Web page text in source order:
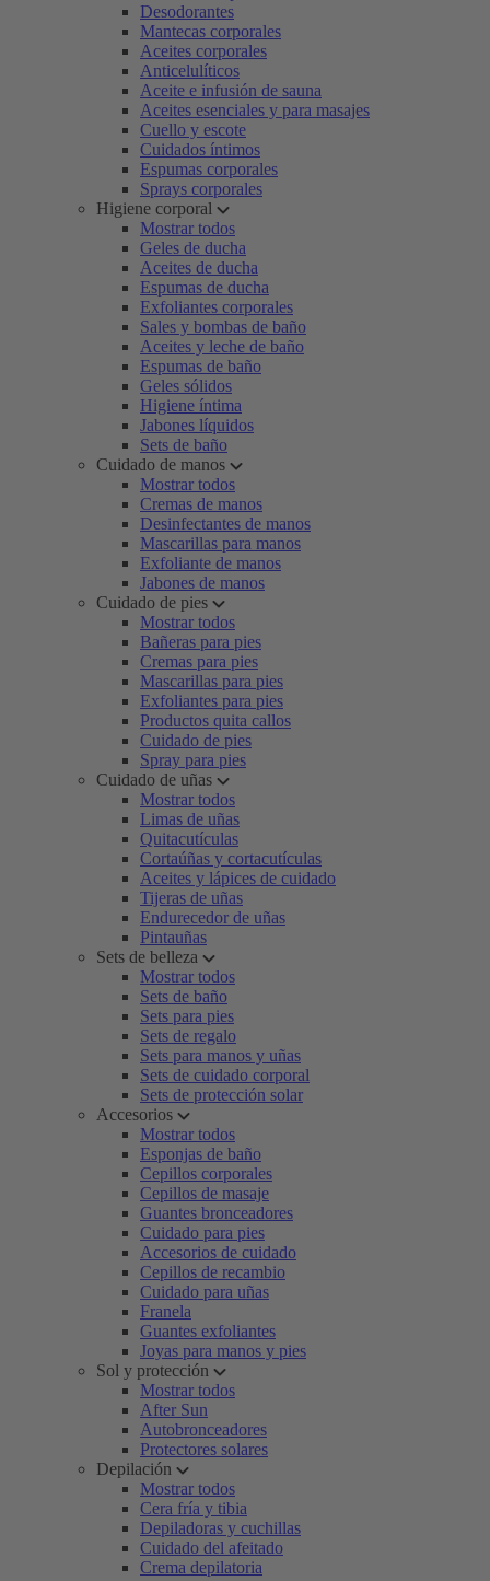
Desodorantes
Mantecas corporales
Aceites corporales
Anticelulíticos
Aceite e infusión de sauna
Aceites esenciales y para masajes
Cuello y escote
Cuidados íntimos
Espumas corporales
Sprays corporales
Higiene corporal
Mostrar todos
Geles de ducha
Aceites de ducha
Espumas de ducha
Exfoliantes corporales
Sales y bombas de baño
Aceites y leche de baño
Espumas de baño
Geles sólidos
Higiene íntima
Jabones líquidos
Sets de baño
Cuidado de manos
Mostrar todos
Cremas de manos
Desinfectantes de manos
Mascarillas para manos
Exfoliante de manos
Jabones de manos
Cuidado de pies
Mostrar todos
Bañeras para pies
Cremas para pies
Mascarillas para pies
Exfoliantes para pies
Productos quita callos
Cuidado de pies
Spray para pies
Cuidado de uñas
Mostrar todos
Limas de uñas
Quitacutículas
Cortaúñas y cortacutículas
Aceites y lápices de cuidado
Tijeras de uñas
Endurecedor de uñas
Pintauñas
Sets de belleza
Mostrar todos
Sets de baño
Sets para pies
Sets de regalo
Sets para manos y uñas
Sets de cuidado corporal
Sets de protección solar
Accesorios
Mostrar todos
Esponjas de baño
Cepillos corporales
Cepillos de masaje
Guantes bronceadores
Cuidado para pies
Accesorios de cuidado
Cepillos de recambio
Cuidado para uñas
Franela
Guantes exfoliantes
Joyas para manos y pies
Sol y protección
Mostrar todos
After Sun
Autobronceadores
Protectores solares
Depilación
Mostrar todos
Cera fría y tibia
Depiladoras y cuchillas
Cuidado del afeitado
Crema depilatoria